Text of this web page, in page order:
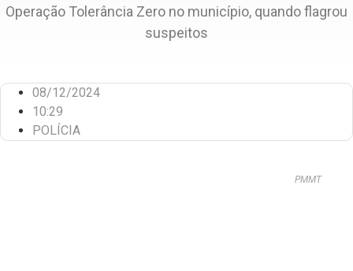
Operação Tolerância Zero no município, quando flagrou
suspeitos
08/12/2024
10:29
POLÍCIA
PMMT